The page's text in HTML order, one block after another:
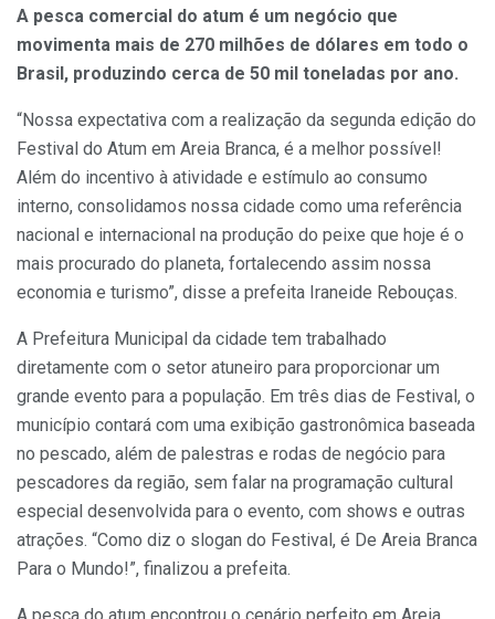
A pesca comercial do atum é um negócio que
movimenta mais de 270 milhões de dólares em todo o
Brasil, produzindo cerca de 50 mil toneladas por ano.
“Nossa expectativa com a realização da segunda edição do
Festival do Atum em Areia Branca, é a melhor possível!
Além do incentivo à atividade e estímulo ao consumo
interno, consolidamos nossa cidade como uma referência
nacional e internacional na produção do peixe que hoje é o
mais procurado do planeta, fortalecendo assim nossa
economia e turismo”, disse a prefeita Iraneide Rebouças.
A Prefeitura Municipal da cidade tem trabalhado
diretamente com o setor atuneiro para proporcionar um
grande evento para a população. Em três dias de Festival, o
município contará com uma exibição gastronômica baseada
no pescado, além de palestras e rodas de negócio para
pescadores da região, sem falar na programação cultural
especial desenvolvida para o evento, com shows e outras
atrações. “Como diz o slogan do Festival, é De Areia Branca
Para o Mundo!”, finalizou a prefeita.
A pesca do atum encontrou o cenário perfeito em Areia